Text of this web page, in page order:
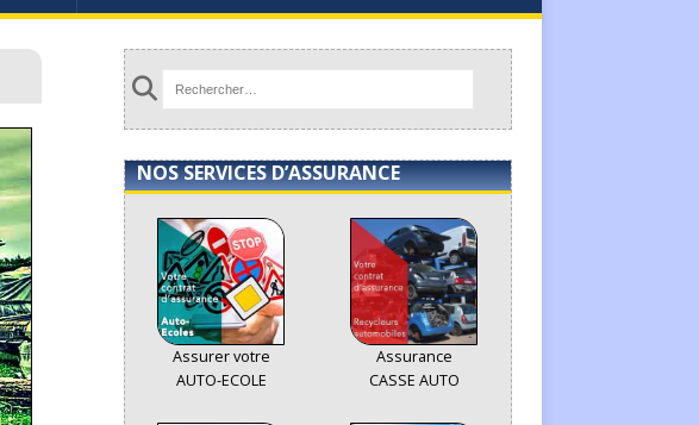
NOS SERVICES D’ASSURANCE
Assurer votre
AUTO-ECOLE
Assurance
CASSE AUTO